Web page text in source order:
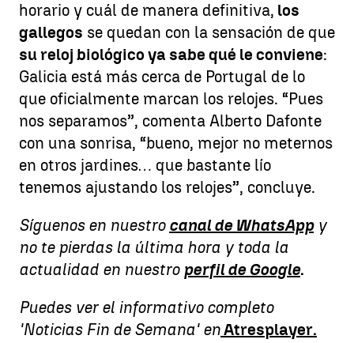
horario y cuál de manera definitiva, los
gallegos se quedan con la sensación de que
su reloj biológico ya sabe qué le conviene:
Galicia está más cerca de Portugal de lo
que oficialmente marcan los relojes. “Pues
nos separamos”, comenta Alberto Dafonte
con una sonrisa, “bueno, mejor no meternos
en otros jardines… que bastante lío
tenemos ajustando los relojes”, concluye.
Síguenos en nuestro canal de WhatsAppy
no te pierdas la última hora y toda la
actualidad en nuestro perfil de Google.
Puedes ver el informativo completo
'Noticias Fin de Semana' enAtresplayer.